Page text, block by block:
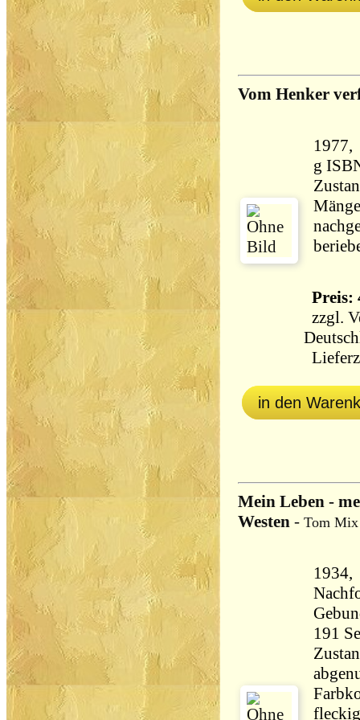
Vom Henker
1977,
g
Preis:
zzgl.
in den
Mein Leben -
Westen - Tom Mix
1934,